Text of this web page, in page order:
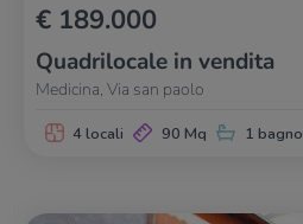
€ 189.000
Quadrilocale in vendita
Medicina, Via san paolo
4 locali 90 Mq 1 bagno